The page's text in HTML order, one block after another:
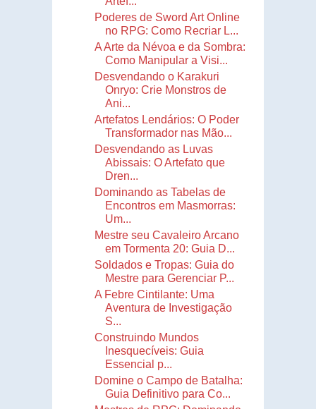
Poderes de Sword Art Online
no RPG: Como Recriar L...
A Arte da Névoa e da Sombra:
Como Manipular a Visi...
Desvendando o Karakuri
Onryo: Crie Monstros de
Ani...
Artefatos Lendários: O Poder
Transformador nas Mão...
Desvendando as Luvas
Abissais: O Artefato que
Dren...
Dominando as Tabelas de
Encontros em Masmorras:
Um...
Mestre seu Cavaleiro Arcano
em Tormenta 20: Guia D...
Soldados e Tropas: Guia do
Mestre para Gerenciar P...
A Febre Cintilante: Uma
Aventura de Investigação
S...
Construindo Mundos
Inesquecíveis: Guia
Essencial p...
Domine o Campo de Batalha:
Guia Definitivo para Co...